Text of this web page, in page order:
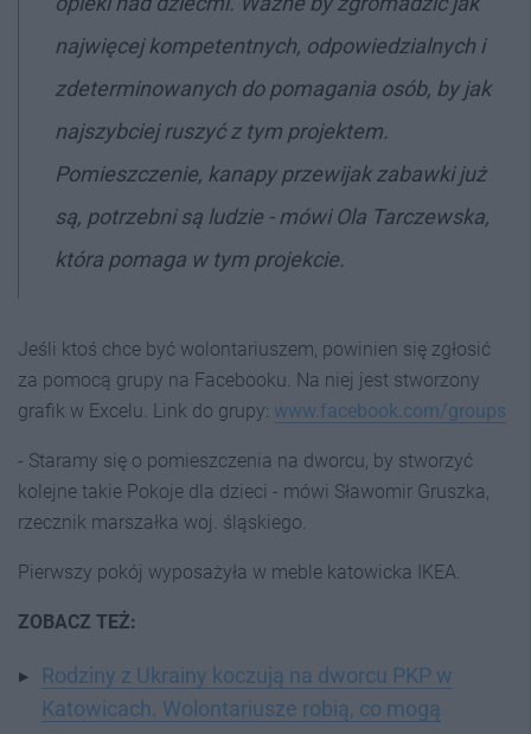
najwięcej kompetentnych, odpowiedzialnych i
zdeterminowanych do pomagania osób, by jak
najszybciej ruszyć z tym projektem.
Pomieszczenie, kanapy przewijak zabawki już
są, potrzebni są ludzie - mówi Ola Tarczewska,
która pomaga w tym projekcie.
Jeśli ktoś chce być wolontariuszem, powinien się zgłosić
za pomocą grupy na Facebooku. Na niej jest stworzony
grafik w Excelu. Link do grupy: www.facebook.com/groups
- Staramy się o pomieszczenia na dworcu, by stworzyć
kolejne takie Pokoje dla dzieci - mówi Sławomir Gruszka,
rzecznik marszałka woj. śląskiego.
Pierwszy pokój wyposażyła w meble katowicka IKEA.
ZOBACZ TEŻ:
Rodziny z Ukrainy koczują na dworcu PKP w
Katowicach. Wolontariusze robią, co mogą